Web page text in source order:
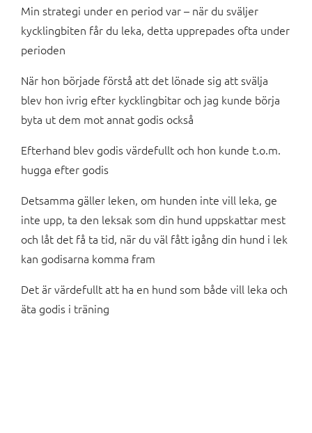
Min strategi under en period var – när du sväljer
kycklingbiten får du leka, detta upprepades ofta under
perioden
När hon började förstå att det lönade sig att svälja
blev hon ivrig efter kycklingbitar och jag kunde börja
byta ut dem mot annat godis också
Efterhand blev godis värdefullt och hon kunde t.o.m.
hugga efter godis
Detsamma gäller leken, om hunden inte vill leka, ge
inte upp, ta den leksak som din hund uppskattar mest
och låt det få ta tid, när du väl fått igång din hund i lek
kan godisarna komma fram
Det är värdefullt att ha en hund som både vill leka och
äta godis i träning